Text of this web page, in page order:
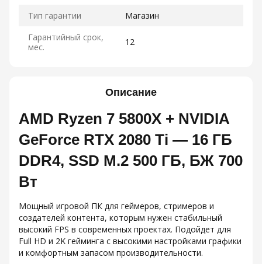
Тип гарантии
Магазин
Гарантийный срок,
мес.
12
Описание
AMD Ryzen 7 5800X + NVIDIA
GeForce RTX 2080 Ti — 16 ГБ
DDR4, SSD M.2 500 ГБ, БЖ 700
Вт
Мощный игровой ПК для геймеров, стримеров и
создателей контента, которым нужен стабильный
высокий FPS в современных проектах. Подойдет для
Full HD и 2K гейминга с высокими настройками графики
и комфортным запасом производительности.